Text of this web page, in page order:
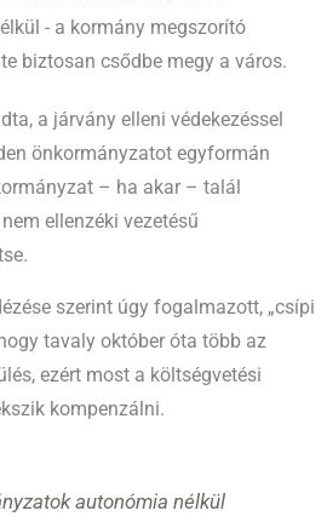
- a kormány megszorító
biztosan csődbe megy a város.
a járvány elleni védekezéssel
önkormányzatot egyformán
– ha akar – talál
ellenzéki vezetésű
szerint úgy fogalmazott, „csípi
tavaly október óta több az
ezért most a költségvetési
kompenzálni.
autonómia nélkül